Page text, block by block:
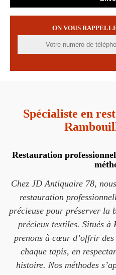
ON VOUS
Spécialiste en
Restauration
Chez JD Antiquaire 78,
restauration
précieuse pour préserver la
précieux textiles. Situés à
prenons à cœur d’offrir
chaque tapis, en
histoire. Nos méthodes